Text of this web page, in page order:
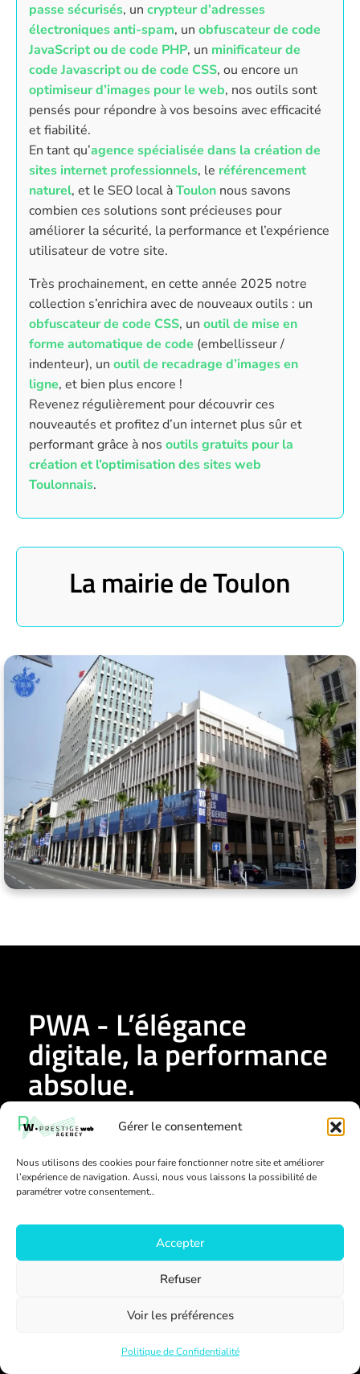
Gérer le consentement
Nous utilisons des cookies pour faire fonctionner notre site et améliorer
l’expérience de navigation. Aussi, nous vous laissons la possibilité de
paramétrer votre consentement..
Accepter
Refuser
Voir les préférences
Politique de Confidentialité
passe sécurisés, un crypteur d’adresses
électroniques anti-spam, un obfuscateur de code
JavaScript ou de code PHP, un minificateur de
code Javascript ou de code CSS, ou encore un
optimiseur d’images pour le web, nos outils sont
pensés pour répondre à vos besoins avec efficacité
et fiabilité.
En tant qu’agence spécialisée dans la création de
sites internet professionnels, le référencement
naturel, et le SEO local àToulon nous savons
combien ces solutions sont précieuses pour
améliorer la sécurité, la performance et l’expérience
utilisateur de votre site.
Très prochainement, en cette année 2025 notre
collection s’enrichira avec de nouveaux outils : un
obfuscateur de code CSS, un outil de mise en
forme automatique de code (embellisseur /
indenteur), un outil de recadrage d’images en
ligne, et bien plus encore !
Revenez régulièrement pour découvrir ces
nouveautés et profitez d’un internet plus sûr et
performant grâce à nos outils gratuits pour la
création et l’optimisation des sites web
Toulonnais.
La mairie de Toulon
PWA - L’élégance
digitale, la performance
absolue.
Nous contacter
Éveillé, réactif et attentif, il accompagne son équipe et
ses clients avec une vision claire et pragmatique. Il allie
à des projets numériques performants et porteurs de